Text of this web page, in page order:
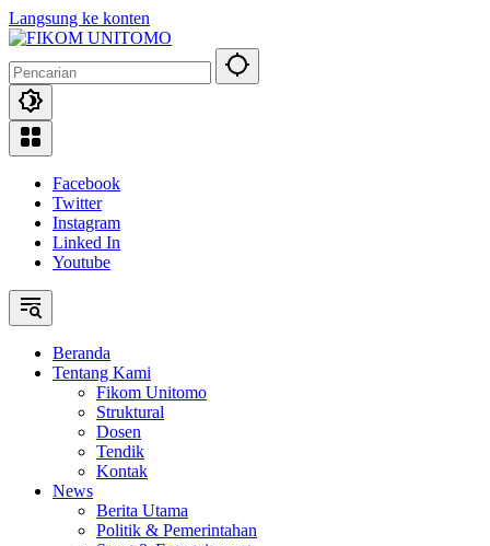
Langsung ke konten
Facebook
Twitter
Instagram
Linked In
Youtube
Beranda
Tentang Kami
Fikom Unitomo
Struktural
Dosen
Tendik
Kontak
News
Berita Utama
Politik & Pemerintahan